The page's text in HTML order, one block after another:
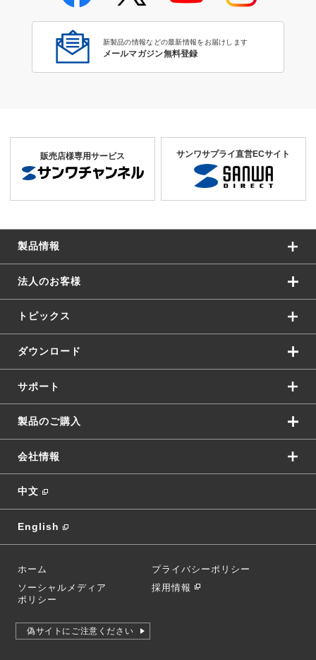
12.9インチiPad Pro 2020アクセ
新製品の情報などの最新情報をお届けします
メールマガジン無料登録
販売店様専用サービス サンワサプライ直営ECサイト
製品情報
法人のお客様
トピックス
ダウンロード
サポート
製品のご購入
会社情報
中文
English
ホーム
プライバシーポリシー
ソーシャルメディア
ポリシー
採用情報
偽サイトにご注意ください